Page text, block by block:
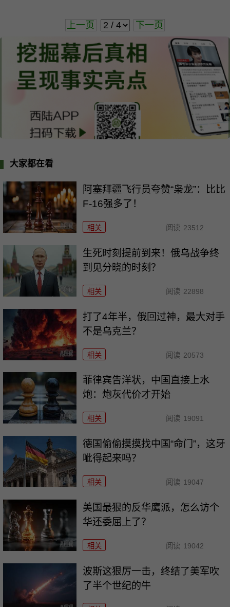
上一页 下一页
大家都在看
阿塞拜疆飞行员夸赞“枭龙”：比比
F-16强多了！
相关 阅读 23512
生死时刻提前到来！俄乌战争终
到见分晓的时刻？
相关 阅读 22898
打了4年半，俄回过神，最大对手
不是乌克兰？
相关 阅读 20573
菲律宾告洋状，中国直接上水
炮：炮灰代价才开始
相关 阅读 19091
德国偷偷摸摸找中国“命门”，这牙
呲得起来吗？
相关 阅读 19047
美国最狠的反华鹰派，怎么访个
华还委屈上了？
相关 阅读 19042
波斯这狠厉一击，终结了美军吹
了半个世纪的牛